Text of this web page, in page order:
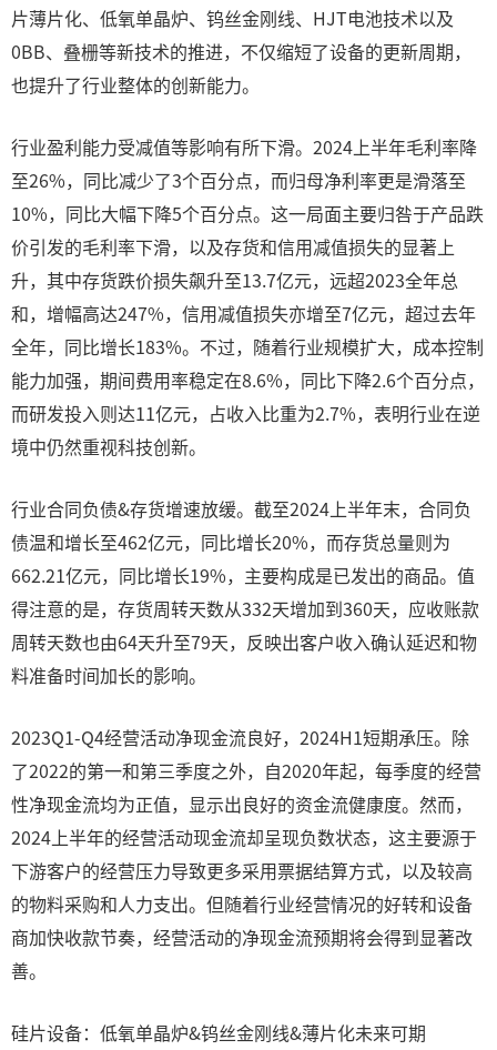
片薄片化、低氧单晶炉、钨丝金刚线、HJT电池技术以及
0BB、叠栅等新技术的推进，不仅缩短了设备的更新周期，
也提升了行业整体的创新能力。
行业盈利能力受减值等影响有所下滑。2024上半年毛利率降
至26%，同比减少了3个百分点，而归母净利率更是滑落至
10%，同比大幅下降5个百分点。这一局面主要归咎于产品跌
价引发的毛利率下滑，以及存货和信用减值损失的显著上
升，其中存货跌价损失飙升至13.7亿元，远超2023全年总
和，增幅高达247%，信用减值损失亦增至7亿元，超过去年
全年，同比增长183%。不过，随着行业规模扩大，成本控制
能力加强，期间费用率稳定在8.6%，同比下降2.6个百分点，
而研发投入则达11亿元，占收入比重为2.7%，表明行业在逆
境中仍然重视科技创新。
行业合同负债&存货增速放缓。截至2024上半年末，合同负
债温和增长至462亿元，同比增长20%，而存货总量则为
662.21亿元，同比增长19%，主要构成是已发出的商品。值
得注意的是，存货周转天数从332天增加到360天，应收账款
周转天数也由64天升至79天，反映出客户收入确认延迟和物
料准备时间加长的影响。
2023Q1-Q4经营活动净现金流良好，2024H1短期承压。除
了2022的第一和第三季度之外，自2020年起，每季度的经营
性净现金流均为正值，显示出良好的资金流健康度。然而，
2024上半年的经营活动现金流却呈现负数状态，这主要源于
下游客户的经营压力导致更多采用票据结算方式，以及较高
的物料采购和人力支出。但随着行业经营情况的好转和设备
商加快收款节奏，经营活动的净现金流预期将会得到显著改
善。
硅片设备：低氧单晶炉&钨丝金刚线&薄片化未来可期